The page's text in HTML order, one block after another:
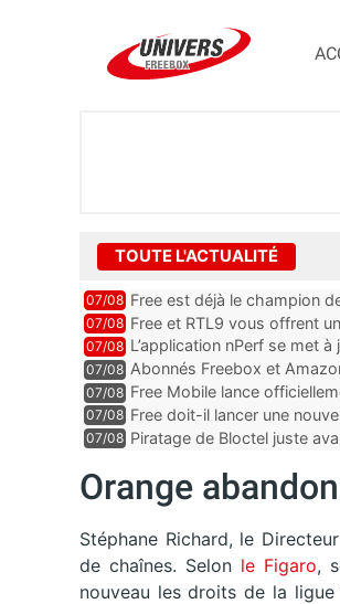
TOUTE L'ACTUALITÉ
07/08 Free est déjà le champion
encore au moin...
07/08 Free et RTL9 vous offrent
l’obtenir
07/08 L’application nPerf se met
Mobile, Orange, SFR ...
07/08 Abonnés Freebox et
07/08 Free Mobile lance
des promos et des cadeaux
07/08 Free doit-il lancer une
07/08 Piratage de Bloctel juste
Orange
Stéphane Richard, le
de chaînes. Selon le Figaro,
nouveau les droits de la